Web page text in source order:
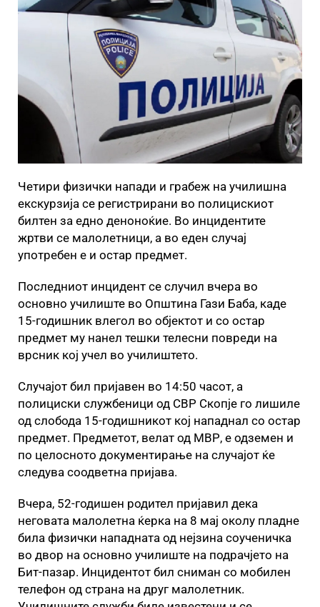
Четири физички напади и грабеж на училишна
екскурзија се регистрирани во полицискиот
билтен за едно деноноќие. Во инцидентите
жртви се малолетници, а во еден случај
употребен е и остар предмет.
Последниот инцидент се случил вчера во
основно училиште во Општина Гази Баба, каде
15-годишник влегол во објектот и со остар
предмет му нанел тешки телесни повреди на
врсник кој учел во училиштето.
Случајот бил пријавен во 14:50 часот, а
полициски службеници од СВР Скопје го лишиле
од слобода 15-годишникот кој нападнал со остар
предмет. Предметот, велат од МВР, е одземен и
по целосното документирање на случајот ќе
следува соодветна пријава.
Вчера, 52-годишен родител пријавил дека
неговата малолетна ќерка на 8 мај околу пладне
била физички нападната од нејзина соученичка
во двор на основно училиште на подрачјето на
Бит-пазар. Инцидентот бил сниман со мобилен
телефон од страна на друг малолетник.